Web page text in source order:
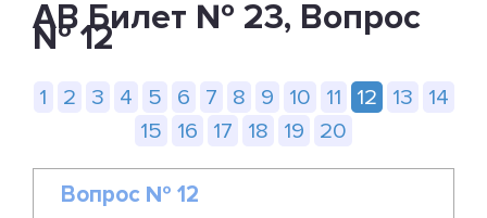
AB Билет № 23, Вопрос
№ 12
1 2 3 4 5 6 7 8 9 10 11 12 13
14
15
16 17 18 19 20
Вопрос № 12